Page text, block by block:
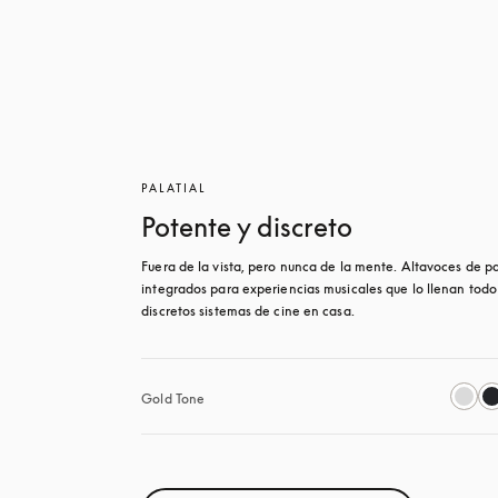
PALATIAL
Potente y discreto
Fuera de la vista, pero nunca de la mente. Altavoces de
integrados para experiencias musicales que lo llenan
discretos sistemas de cine en casa.
Gold Tone